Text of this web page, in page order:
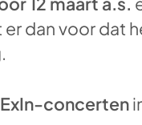
er dan voor dat
concerten